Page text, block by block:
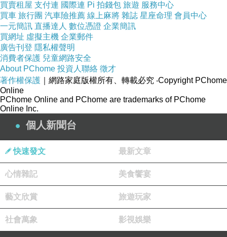
情，請你們立刻重視！
請問環境部彭部長、法務部鄭部長，2018年十二
月初，韓國瑜還沒當上高雄市長之前，你倆好好
看看高雄的紀律在六個直轄市中有多爛？尤其是
針對那些不肖廠商業者在大旗美地區傾倒爐渣、
盜採砂石，這是最為嚴重的，對高雄的紀律是個
極大的致命傷，你們自己心裡不是不清楚！
還有，再請問鄭部長，鄭孟洳說一個叫做石麗君
的地主跟柯志恩有勾結，是不是有這回事？我來
告訴你鄭部長，一個叫做石麗君的地主她是朱信
強助理，三年前朱信強他支持的人是陳其邁，這
跟柯志恩一點瓜葛都沒有！
這三年來，鄭孟洳收受茂楠土木包工業和翔新工
程公司邱姓男負責人50萬元回扣，也就是所謂的
政治獻金，請問鄭銘謙部長，要不要將鄭孟洳移
買賣租屋 支付連 國際連 Pi 拍錢包 旅遊 服務中心
買車 旅行團 汽車險推薦 線上麻將 雜誌 星座命理 會員中心
一元簡訊 直播達人 數位憑證 企業簡訊
買網址 虛擬主機 企業郵件
廣告刊登 隱私權聲明
消費者保護 兒童網路安全
About PChome 投資人聯絡 徵才
著作權保護 ｜網路家庭版權所有、轉載必究 ‧Copyright PChome
Online
PChome Online and PChome are trademarks of PChome
Online Inc.
個人新聞台
快速發文 最新文章
心情雜記 美食饗宴
藝文欣賞 旅遊玩家
社會萬象 影視娛樂